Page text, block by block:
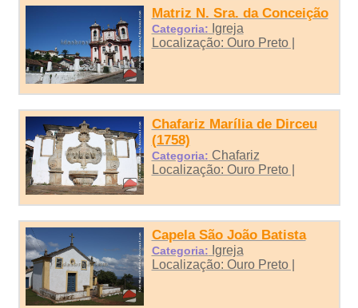
Matriz N. Sra. da Conceição
Categoria: Igreja
Localização: Ouro Preto |
Chafariz Marília de Dirceu
(1758)
Categoria: Chafariz
Localização: Ouro Preto |
Capela São João Batista
Categoria: Igreja
Localização: Ouro Preto |